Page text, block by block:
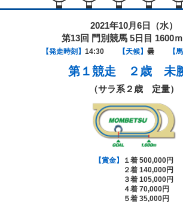
2021年10月6日（水）
第13回 門別競馬 5日目 1600
【発走時刻】 14:30 【天候】 曇 【
第１競走 ２歳 未
（サラ系２歳 定量）
【賞金】
１着 500,000円
２着 140,000円
３着 105,000円
４着 70,000円
５着 35,000円